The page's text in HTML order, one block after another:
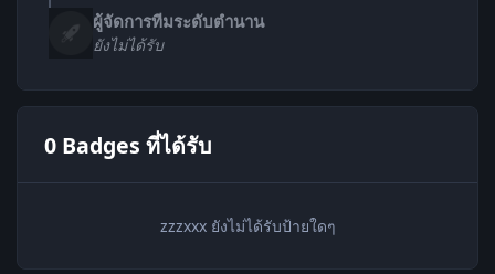
ผู้จัดการทีมระดับตำนาน
ยังไม่ได้รับ
0 Badges ที่ได้รับ
zzzxxx ยังไม่ได้รับป้ายใดๆ